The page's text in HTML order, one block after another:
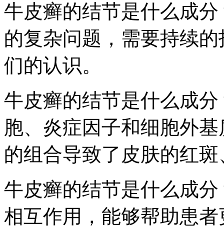
牛皮癣的结节是什么成
的复杂问题，需要持续
们的认识。
牛皮癣的结节是什么成
胞、炎症因子和细胞外
的组合导致了皮肤的红
牛皮癣的结节是什么成
相互作用，能够帮助患